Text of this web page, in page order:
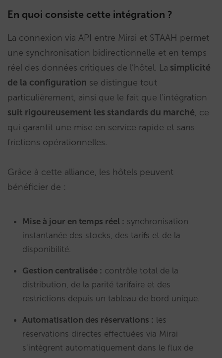
En quoi consiste cette intégration ?
La connexion via API entre Mirai et STAAH permet
une synchronisation bidirectionnelle et en temps
réel des données critiques de l’hôtel. La simplicité
de la configuration se distingue tout
particulièrement, ainsi que le fait que l’intégration
suit rigoureusement les standards du marché, ce
qui garantit une mise en service rapide et sans
frictions opérationnelles.
Grâce à cette alliance, les hôtels peuvent
bénéficier de :
Mise à jour en temps réel : synchronisation
instantanée des stocks, des tarifs et de la
disponibilité.
Gestion centralisée : contrôle total de la
distribution, de la parité tarifaire et des
restrictions depuis un tableau de bord unique.
Automatisation des réservations : les
réservations directes effectuées via Mirai
s’intègrent automatiquement dans le flux de